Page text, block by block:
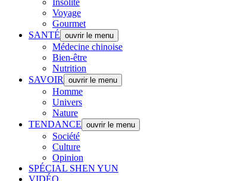
Insolite
Voyage
Gourmet
SANTÉ ouvrir le menu
Médecine chinoise
Bien-être
Nutrition
SAVOIR
ouvrir le menu
Homme
Univers
Nature
TENDANCE ouvrir le menu
Société
Culture
Opinion
SPÉCIAL SHEN YUN
VIDÉO